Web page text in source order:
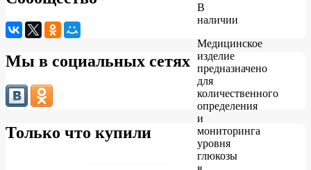
Мы в социальных сетях
Только что купили
В
наличии
Медицинское
изделие
предназначено
для
количественного
определения
и
мониторинга
уровня
глюкозы